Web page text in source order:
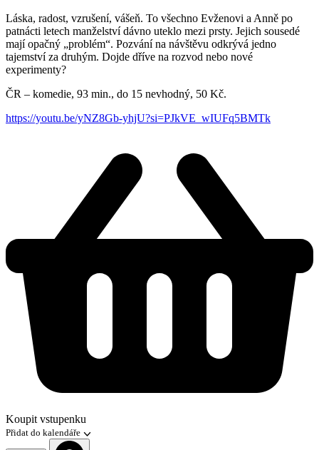
Láska, radost, vzrušení, vášeň. To všechno Evženovi a Anně po
patnácti letech manželství dávno uteklo mezi prsty. Jejich sousedé
mají opačný „problém“. Pozvání na návštěvu odkrývá jedno
tajemství za druhým. Dojde dříve na rozvod nebo nové
experimenty?
ČR – komedie, 93 min., do 15 nevhodný, 50 Kč.
https://youtu.be/yNZ8Gb-yhjU?si=PJkVE_wIUFq5BMTk
Koupit vstupenku
Přidat do kalendáře